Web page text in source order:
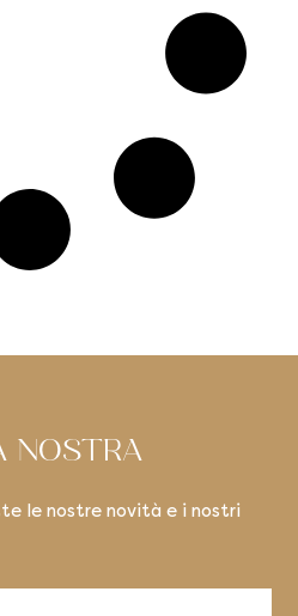
NOSTRA
le nostre novità e i nostri